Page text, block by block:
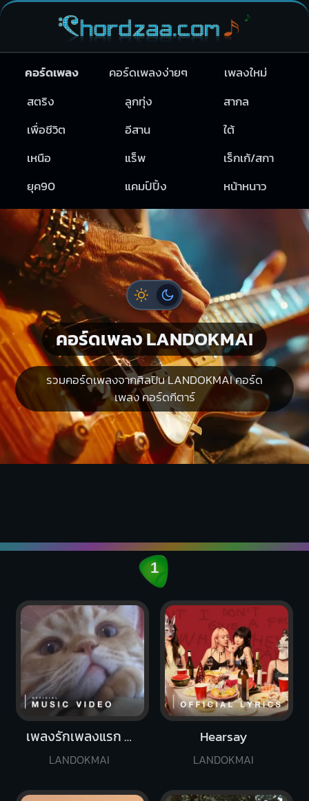
คอร์ดเพลง คอร์ดเพลงง่ายๆ
เพลงใหม่
สตริง
ลูกทุ่ง
สากล
เพื่อชีวิต
อีสาน
ใต้
เหนือ
แร็พ
เร็กเก้/สกา
ยุค90
แคมป์ปิ้ง หน้าหนาว
คอร์ดเพลง LANDOKMAI
รวมคอร์ดเพลงจากศิลปิน LANDOKMAI คอร์ด
เพลง คอร์ดกีตาร์
1
เพลงรักเพลงแรก (Blooming)
LANDOKMAI
Hearsay
LANDOKMAI